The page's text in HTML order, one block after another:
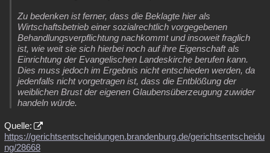
Zu bedenken ist ferner, dass die Beklagte hier als
Wirtschaftsbetrieb einer sozialrechtlich vorgegebenen
Behandlungsverpflichtung nachkommt und insoweit fraglich
ist, wie weit sie sich hierbei noch auf ihre Eigenschaft als
Einrichtung der Evangelischen Landeskirche berufen kann.
Dies muss jedoch im Ergebnis nicht entschieden werden, da
jedenfalls nicht vorgetragen ist, dass die Entblößung der
weiblichen Brust der eigenen Glaubensüberzeugung zuwider
handeln würde.
Quelle:
https://gerichtsentscheidungen.brandenburg.de/gerichtsentscheidu
ng/28668